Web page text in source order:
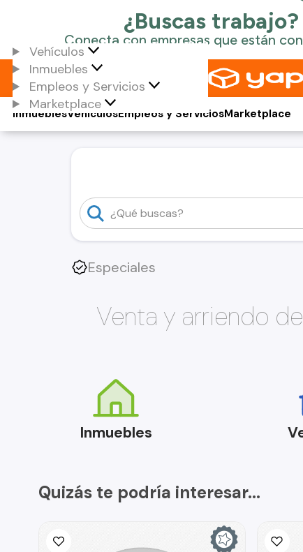
Vehículos
Inmuebles
Empleos y Servicios
Marketplace
Vehículos
Inmuebles Empleos y ServiciosMarketplace
Especiales
Venta y arriendo
Inmuebles
Quizás te podría interesar...